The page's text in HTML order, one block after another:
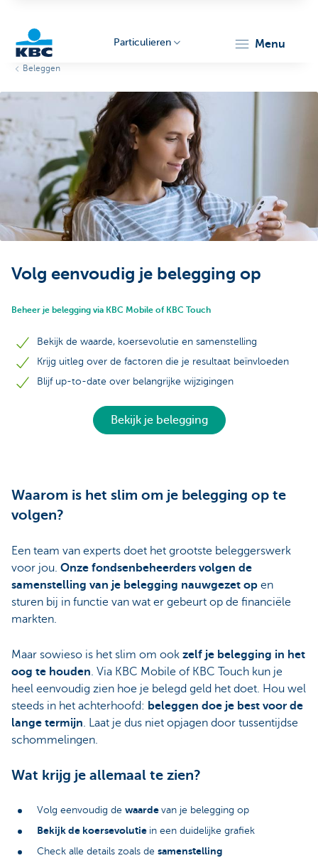
Particulieren
Particulieren menu
Beleggen
Volg eenvoudig je belegging op
Beheer je belegging via KBC Mobile of KBC Touch
Bekijk de waarde, koersevolutie en samenstelling
Krijg uitleg over de factoren die je resultaat beïnvloeden
Blijf up-to-date over belangrijke wijzigingen
Bekijk je belegging
Waarom is het slim om je belegging op te
volgen?
Een team van experts doet het grootste beleggerswerk
voor jou. Onze fondsenbeheerders volgen de
samenstelling van je belegging nauwgezet op en
sturen bij in functie van wat er gebeurt op de financiële
markten.
Maar sowieso is het slim om ook zelf je belegging in het
oog te houden. Via KBC Mobile of KBC Touch kun je
heel eenvoudig zien hoe je belegd geld het doet. Hou wel
steeds in het achterhoofd: beleggen doe je best voor de
lange termijn. Laat je dus niet opjagen door tussentijdse
schommelingen.
Wat krijg je allemaal te zien?
Volg eenvoudig de waarde van je belegging op
Bekijk de koersevolutie in een duidelijke grafiek
Check alle details zoals de samenstelling